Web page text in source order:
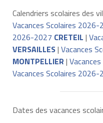
Calendriers scolaires des
Vacances Scolaires 2026-
2026-2027 CRETEIL |
VERSAILLES| Vacances
MONTPELLIER |
Vacances Scolaires 2026-
Dates des vacances